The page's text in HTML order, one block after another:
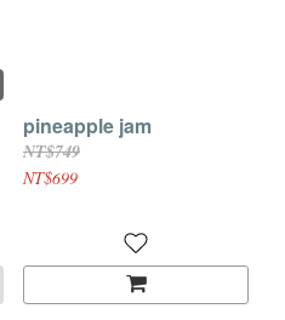
pineapple jam
NT$749
NT$699